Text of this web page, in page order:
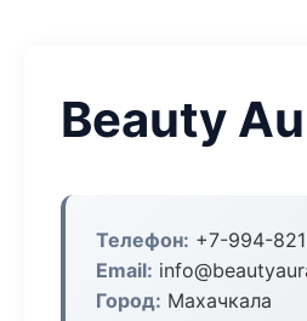
Beauty
Телефон: +7-994-
Email:
Город: Махачкала